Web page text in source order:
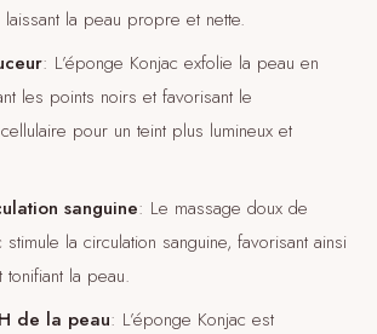
la peau propre et nette.
: L’éponge Konjac exfolie la peau en
les points noirs et favorisant le
pour un teint plus lumineux et
sanguine: Le massage doux de
stimule la circulation sanguine, favorisant ainsi
tonifiant la peau.
de la peau: L’éponge Konjac est